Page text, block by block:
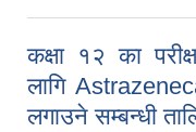
कक्षा १२ का
लागि
लगाउने सम्बन्धी